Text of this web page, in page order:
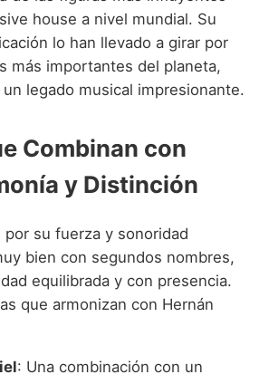
house a nivel mundial. Su
lo han llevado a girar por
más importantes del planeta,
legado musical impresionante.
Combinan con
y Distinción
por su fuerza y sonoridad
bien con segundos nombres,
equilibrada y con presencia.
que armonizan con Hernán
: Una combinación con un